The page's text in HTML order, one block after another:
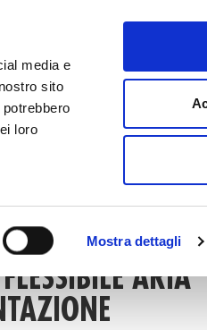
media e
sito
loro
Mostra dettagli
E-COMMERCE
ARIA